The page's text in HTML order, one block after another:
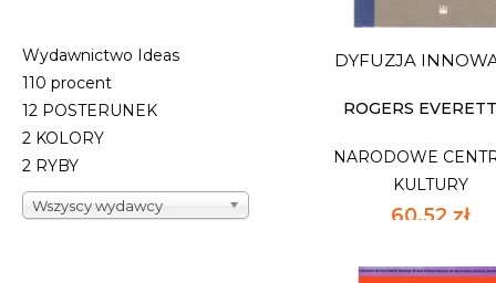
Wydawnictwo Ideas
110 procent
12 POSTERUNEK
2 KOLORY
2 RYBY
Wszyscy wydawcy
49,00 złnajniższa
Dostępnych: 3
Ilość:
DO
DYFUZJA
ROGERS
NARODOWE
KULTURY
60,52 zł